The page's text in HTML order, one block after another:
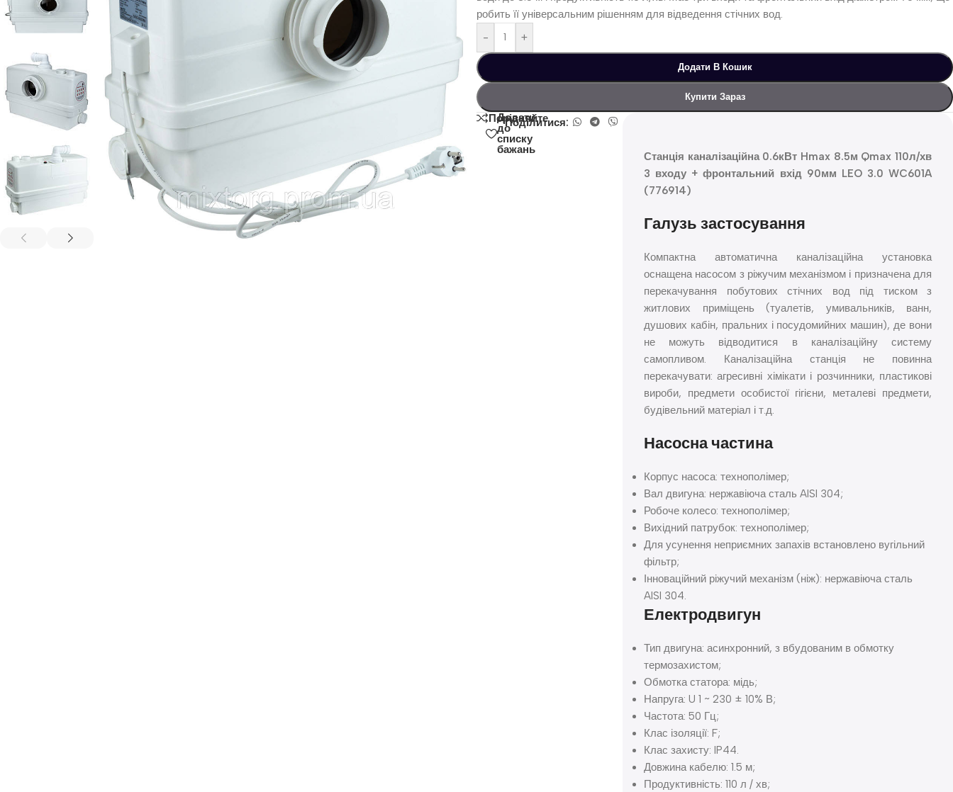
робить її універсальним рішенням для відведення стічних вод.
-
+
Додати В Кошик
Купити Зараз
Порівняйте
Додати
до
списку
бажань
Поділитися:
Станція каналізаційна 0.6кВт Hmax 8.5м Qmax 110л/хв
3 входу + фронтальний вхід 90мм LEO 3.0 WC601A
(776914)
Галузь застосування
Компактна автоматична каналізаційна установка
оснащена насосом з ріжучим механізмом і призначена для
перекачування побутових стічних вод під тиском з
житлових приміщень (туалетів, умивальників, ванн,
душових кабін, пральних і посудомийних машин), де вони
не можуть відводитися в каналізаційну систему
самопливом. Каналізаційна станція не повинна
перекачувати: агресивні хімікати і розчинники, пластикові
вироби, предмети особистої гігієни, металеві предмети,
будівельний матеріал і т.д.
Насосна частина
Корпус насоса: технополімер;
Вал двигуна: нержавіюча сталь AISI 304;
Робоче колесо: технополімер;
Вихідний патрубок: технополімер;
Для усунення неприємних запахів встановлено вугільний
фільтр;
Інноваційний ріжучий механізм (ніж): нержавіюча сталь
AISI 304.
Електродвигун
Тип двигуна: асинхронний, з вбудованим в обмотку
термозахистом;
Обмотка статора: мідь;
Напруга: U 1 ~ 230 ± 10% В;
Частота: 50 Гц;
Клас ізоляції: F;
Клас захисту: IP44.
Довжина кабелю: 1.5 м;
Продуктивність: 110 л / хв;